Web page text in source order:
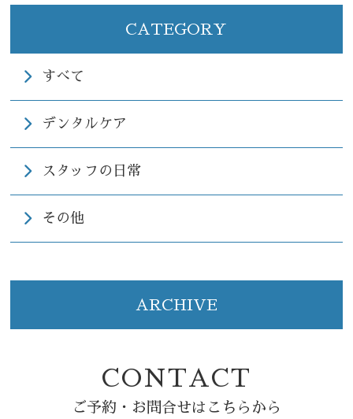
CATEGORY
すべて
デンタルケア
スタッフの日常
その他
ARCHIVE
CONTACT
ご予約・お問合せはこちらから